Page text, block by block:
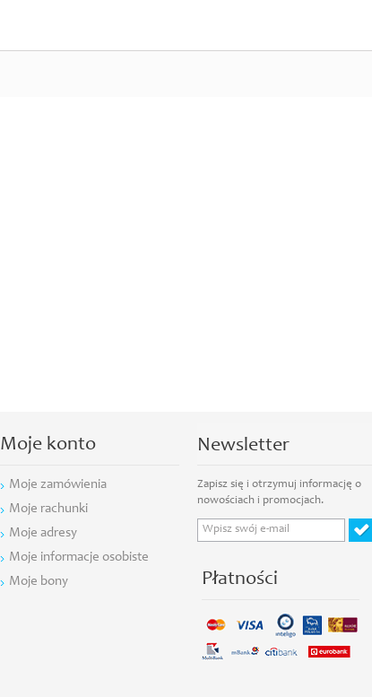
Płatności
Newsletter
Moje konto
Moje zamówienia
Moje rachunki
Moje adresy
Moje informacje osobiste
Moje bony